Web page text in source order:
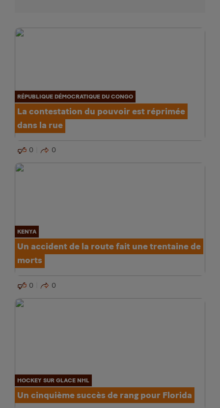
RÉPUBLIQUE DÉMOCRATIQUE DU CONGO
La contestation du pouvoir est réprimée
dans la rue
0 0
KENYA
Un accident de la route fait une trentaine de
morts
0 0
HOCKEY SUR GLACE NHL
Un cinquième succès de rang pour Florida